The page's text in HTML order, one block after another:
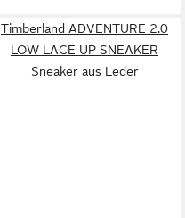
Timberland ADVENTURE 2.0
LOW LACE UP SNEAKER
Sneaker aus Leder